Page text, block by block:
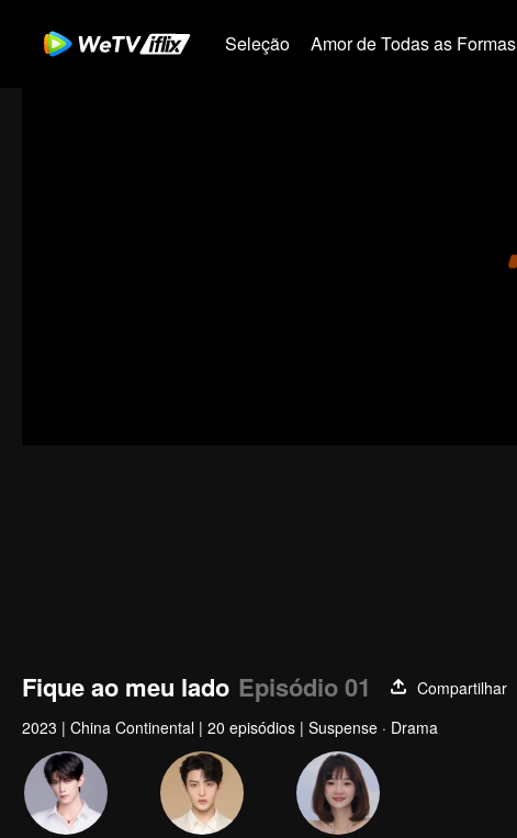
Seleção Amor de Todas as Formas
Fique ao meu lado Episódio 01
Compartilhar
2023 | China Continental | 20 episódios | Suspense · Drama